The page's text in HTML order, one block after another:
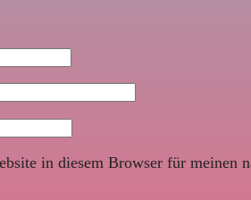
in diesem Browser für meinen